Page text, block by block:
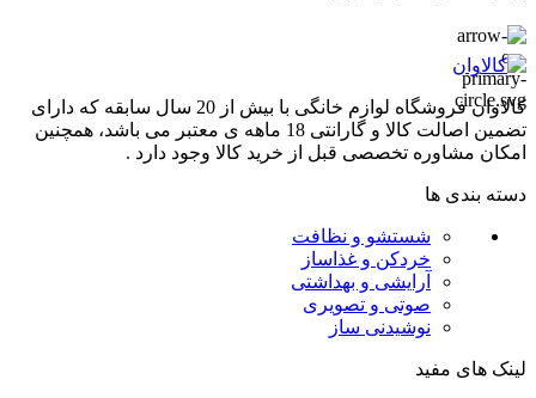
کالاوان فروشگاه لوازم خانگی با بیش از 20 سال سابقه که دارای
تضمین اصالت کالا و گارانتی 18 ماهه ی معتبر می باشد، همچنین
امکان مشاوره تخصصی قبل از خرید کالا وجود دارد .
دسته بندی ها
شستشو و نظافت
خردکن و غذاساز
آرایشی و بهداشتی
صوتی و تصویری
نوشیدنی ساز
لینک های مفید